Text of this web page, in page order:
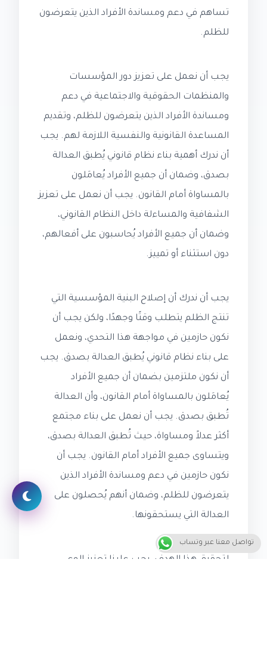
تساهم في دعم ومساندة الأفراد الذين يتعرضون
للظلم.
يجب أن نعمل على تعزيز دور المؤسسات
والمنظمات الحقوقية والاجتماعية في دعم
ومساندة الأفراد الذين يتعرضون للظلم، وتقديم
المساعدة القانونية والنفسية اللازمة لهم. يجب
أن ندرك أهمية بناء نظام قانوني يُطبق العدالة
بصدق، وضمان أن جميع الأفراد يُعامَلون
بالمساواة أمام القانون. يجب أن نعمل على تعزيز
الشفافية والمساءلة داخل النظام القانوني،
وضمان أن جميع الأفراد يُحاسبون على أفعالهم،
دون استثناء أو تمييز.
يجب أن ندرك أن إصلاح البنية المؤسسية التي
تنتج الظلم يتطلب وقتًا وجهدًا، ولكن يجب أن
نكون حازمين في مواجهة هذا التحدي، ونعمل
على بناء نظام قانوني يُطبق العدالة بصدق. يجب
أن نكون ملتزمين بضمان أن جميع الأفراد
يُعامَلون بالمساواة أمام القانون، وأن العدالة
تُطبق بصدق. يجب أن نعمل على بناء مجتمع
أكثر عدلاً ومساواة، حيث تُطبق العدالة بصدق،
ويتساوى جميع الأفراد أمام القانون. يجب أن
نكون حازمين في دعم ومساندة الأفراد الذين
يتعرضون للظلم، وضمان أنهم يُحصلون على
العدالة التي يستحقونها.
لتحقيق هذا الهدف، يجب علينا تعزيز الوعي
تواصل معنا عبر وتساب